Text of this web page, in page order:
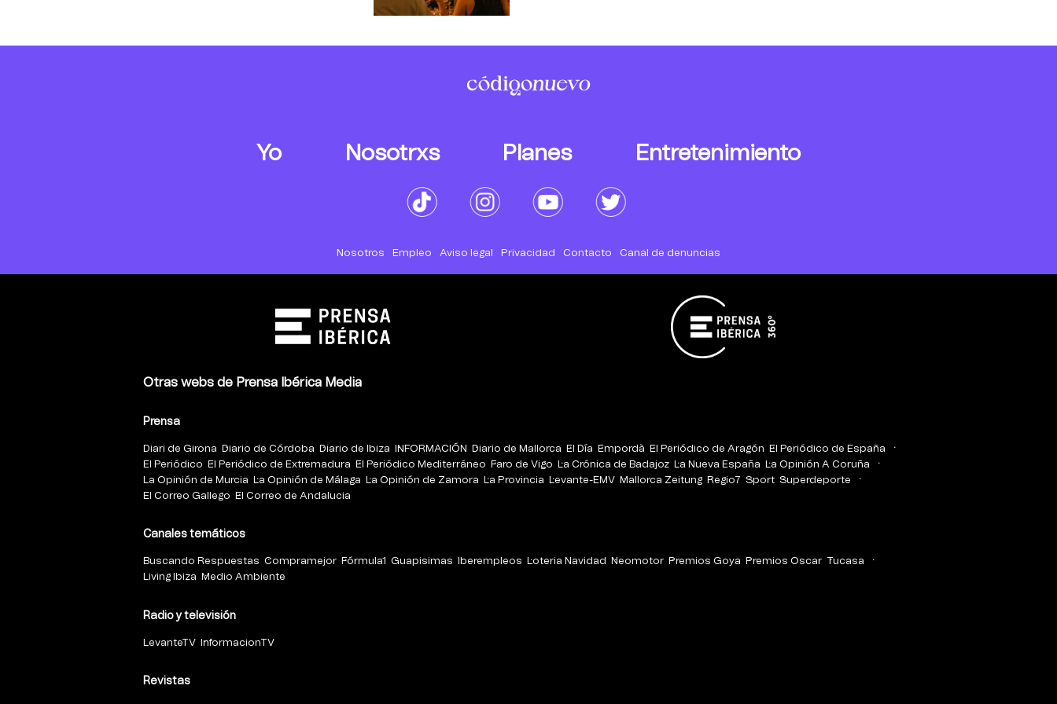
Yo Nosotrxs Planes Entretenimiento
Nosotros Empleo Aviso legal Privacidad Contacto Canal de denuncias
Otras webs de Prensa Ibérica Media
Prensa
Diari de Girona Diario de Córdoba Diario de Ibiza INFORMACIÓN Diario de Mallorca El Día Empordà El Periódico de Aragón
El Periódico de España
El Periódico
El Periódico de Extremadura El Periódico Mediterráneo Faro de Vigo La Crónica de Badajoz La Nueva España
La Opinión A Coruña
La Opinión de Murcia
La Opinión de Málaga La Opinión de Zamora La Provincia Levante-EMV Mallorca Zeitung Regio7 Sport Superdeporte
El Correo Gallego
El Correo de Andalucia
Canales temáticos
Buscando Respuestas Compramejor Fórmula1 Guapisimas Iberempleos Loteria Navidad Neomotor Premios Goya Premios Oscar
Tucasa
Living Ibiza
Medio Ambiente
Radio y televisión
LevanteTV InformacionTV
Revistas